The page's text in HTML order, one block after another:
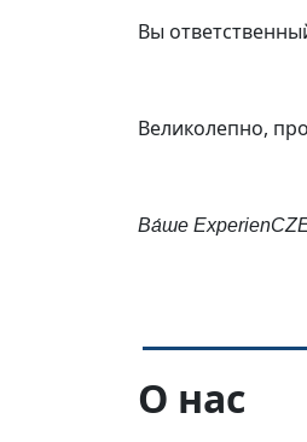
Вы
Великолепно,
Ва́ше
О нас